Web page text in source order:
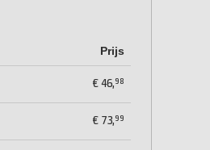
Prijs
€46,98
€ 73,99